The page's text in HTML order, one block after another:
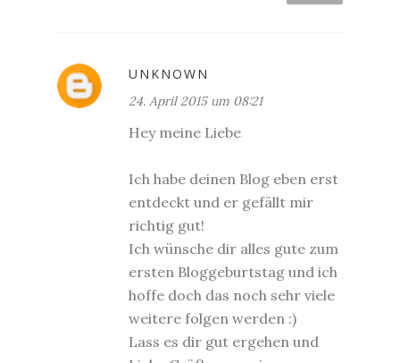
UNKNOWN
24. April 2015 um 08:21
Hey meine Liebe
Ich habe deinen Blog eben erst
entdeckt und er gefällt mir
richtig gut!
Ich wünsche dir alles gute zum
ersten Bloggeburtstag und ich
hoffe doch das noch sehr viele
weitere folgen werden :)
Lass es dir gut ergehen und